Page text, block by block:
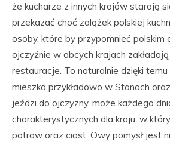
że kucharze z innych krajów starają
przekazać choć zalążek polskiej
osoby, które by przypomnieć polskim
ojczyźnie w obcych krajach
restauracje. To naturalnie dzięki
mieszka przykładowo w Stanach
jeździ do ojczyzny, może każdego
charakterystycznych dla kraju, w
potraw oraz ciast. Owy pomysł jest